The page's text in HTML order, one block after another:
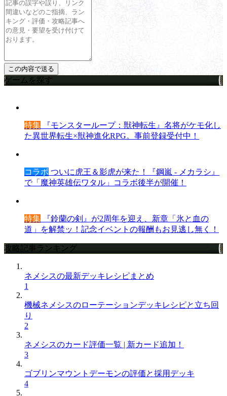
ゲームを探す
特集 『モンスターループ：獣神転生』名将がケモ化し
た異世界転生×獣神進化RPG。事前登録受付中！
コラボ ついに虎王＆影虎が来た！『鋼嵐 - メカラシ』
で「魔神英雄伝ワタル」コラボ後半が開催！
特集 『鈴蘭の剣』が2周年を迎え、新章「氷と血の
道」を解禁ッ！記念イベントの報酬もお見逃し無く！
攻略記事ランキング
ネメシスの最新デッキレシピまとめ
1
機械ネメシスのローテーションデッキレシピと立ち回
り
2
ネメシスのカード評価一覧 | 新カード追加！
3
ゴブリンマウントデーモンの評価と採用デッキ
4